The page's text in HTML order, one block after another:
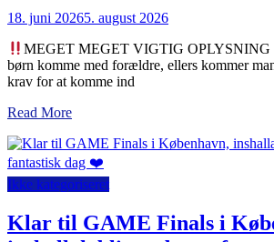
18. juni 20265. august 2026
MEGET MEGET VIGTIG OPLYSNING
børn komme med forældre, ellers kommer
krav for at komme ind
Read More
Ikke kategoriseret
Klar til GAME Finals i